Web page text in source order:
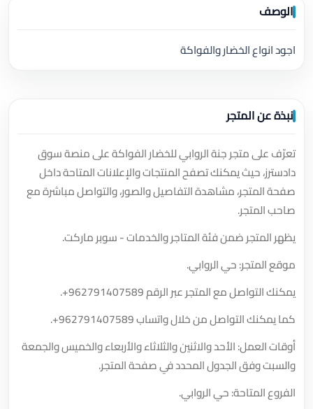
الوصف
اجود انواع الخضار والفواكة
نبذة عن المتجر
تعرّف على متجر جنة الروابي للخضار الفواكة على منصة سوق
دادسترز، حيث يمكنك تصفح المنتجات والإعلانات المتاحة داخل
صفحة المتجر، مشاهدة التفاصيل والصور، والتواصل مباشرة مع
صاحب المتجر.
يظهر المتجر ضمن فئة المتاجر والخدمات - سوبر ماركت.
موقع المتجر: حي الروابي.
يمكنك التواصل مع المتجر عبر الرقم+962791407589
.
كما يمكنك التواصل من خلال واتساب+962791407589
.
أوقات العمل: الأحد والاثنين والثلاثاء والأربعاء والخميس والجمعة
والسبت وفق الجدول المحدد في صفحة المتجر.
الفروع المتاحة: حي الروابي.